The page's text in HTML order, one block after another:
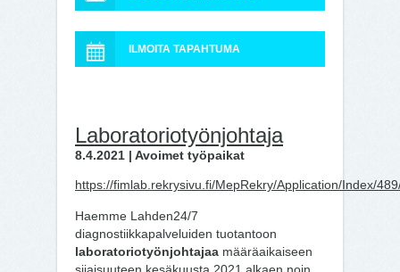
ILMOITA TAPAHTUMA
Laboratoriotyönjohtaja
8.4.2021 | Avoimet työpaikat
https://fimlab.rekrysivu.fi/MepRekry/Application/Index/
Haemme Lahden24/7
diagnostiikkapalveluiden tuotantoon
laboratoriotyönjohtajaa määräaikaiseen